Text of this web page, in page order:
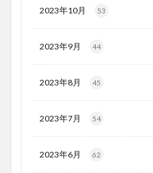
2023年10月 53
2023年9月 44
2023年8月 45
2023年7月 54
2023年6月 62